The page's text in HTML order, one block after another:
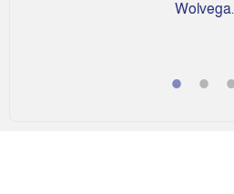
Wolvega.